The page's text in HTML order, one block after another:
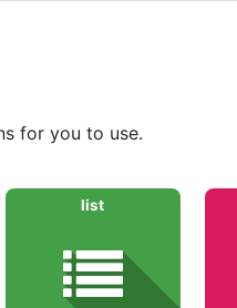
for you to use.
list